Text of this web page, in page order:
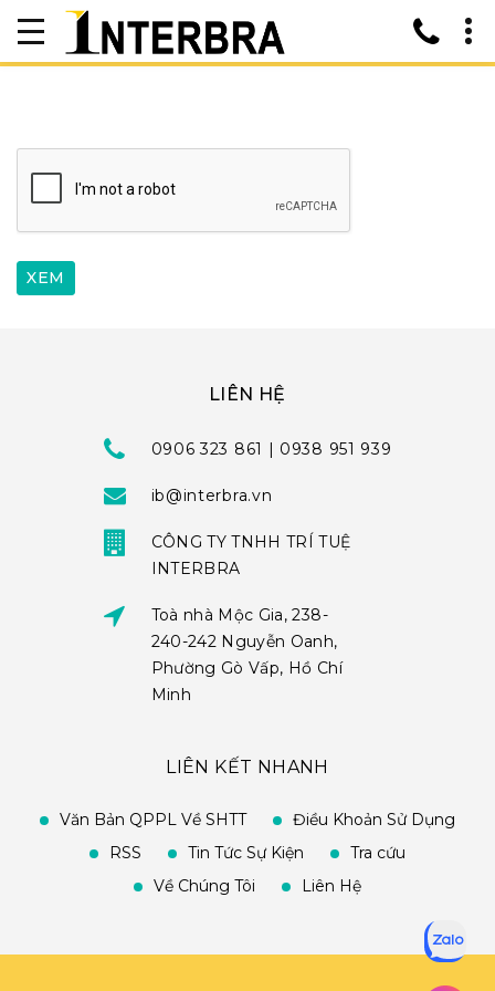
LIÊN HỆ
0906 323 861 | 0938 951 939
ib@interbra.vn
CÔNG TY TNHH TRÍ TUỆ
INTERBRA
Toà nhà Mộc Gia, 238-
240-242 Nguyễn Oanh,
Phường Gò Vấp, Hồ Chí
Minh
LIÊN KẾT NHANH
Văn Bản QPPL Về SHTT
Điều Khoản Sử Dụng
RSS
Tin Tức Sự Kiện
Tra cứu
Về Chúng Tôi
Liên Hệ